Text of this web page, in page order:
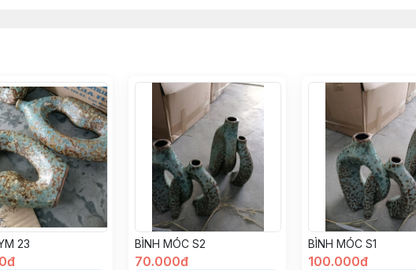
23 BÌNH MÓC S2
70.000đ
BÌNH MÓC S1
100.000đ